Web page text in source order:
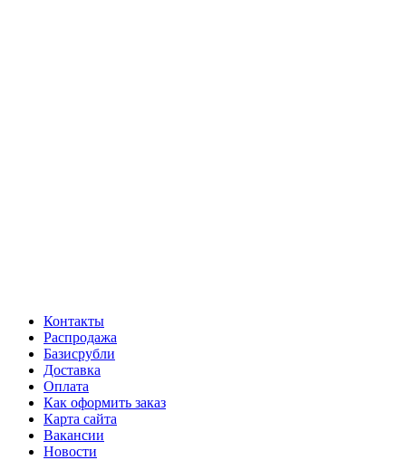
Контакты
Распродажа
Базисрубли
Доставка
Оплата
Как оформить заказ
Карта сайта
Вакансии
Новости